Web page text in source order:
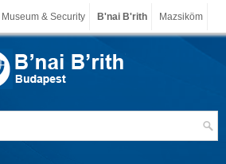
Museum & Security B'nai B'rith Mazsiköm